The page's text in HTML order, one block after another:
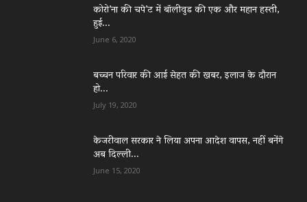
कोरो’ना की चपे’ट में बॉलीवुड की एक और महान हस्ती,
हुई...
June 6, 2020
बच्चन परिवार की आई सेहत की खबर, इलाज के दौरान
हो...
July 19, 2020
केजरीवाल सरकार ने लिया अपना आदेश वापस, नहीं बनेंगे
अब दिल्ली...
June 15, 2020